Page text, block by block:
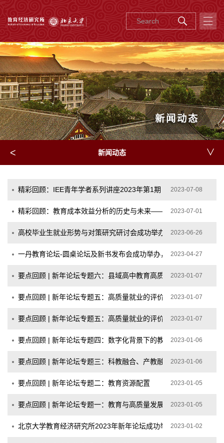
新闻动态
< 新闻动态 ∨
精彩回顾：IEE青年学者系列讲座2023年第1期 2023-07-08
精彩回顾：教育成本效益分析的历史与未来——中国学者对话著名
2023-07-01
高校毕业生就业形势与对策研究研讨会成功举办 2023-06-26
一丹教育论坛-圆桌论坛及新书发布会成功举办，共话未来湾区学
2023-04-27
要点回顾 | 新年论坛专题六：县域高中教育高质量发展2023-01-07
要点回顾 | 新年论坛专题五：高质量就业的评价与对策研究
2023-01-07
要点回顾 | 新年论坛专题五：高质量就业的评价与对策研究
2023-01-07
要点回顾 | 新年论坛专题四：数字化背景下的教育质量评价
2023-01-06
要点回顾 | 新年论坛专题三：科教融合、产教融合与高质量人才培
2023-01-06
要点回顾 | 新年论坛专题二：教育资源配置 2023-01-05
要点回顾 | 新年论坛专题一：教育与高质量发展 2023-01-05
北京大学教育经济研究所2023年新年论坛成功举办2023-01-02